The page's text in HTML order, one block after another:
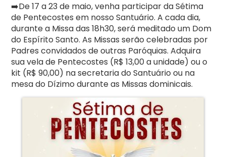
➡️De 17 a 23 de maio, venha participar da Sétima
de Pentecostes em nosso Santuário. A cada dia,
durante a Missa das 18h30, será meditado um Dom
do Espírito Santo. As Missas serão celebradas por
Padres convidados de outras Paróquias. Adquira
sua vela de Pentecostes (R$ 13,00 a unidade) ou o
kit (R$ 90,00) na secretaria do Santuário ou na
mesa do Dízimo durante as Missas dominicais.